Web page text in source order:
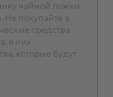
чайной ложки
Не покупайте в
средства
в них
которые будут